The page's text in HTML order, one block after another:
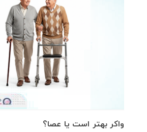
واکر بهتر است یا عصا؟